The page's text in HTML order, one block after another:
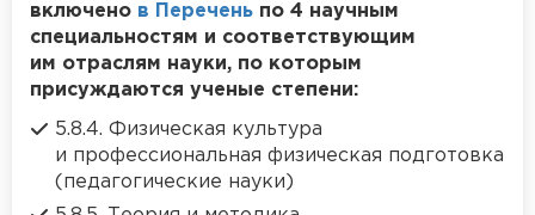
включено в Перечень по 4 научным
специальностям и соответствующим
им отраслям науки, по которым
присуждаются ученые степени:
5.8.4. Физическая культура
и профессиональная физическая подготовка
(педагогические науки)